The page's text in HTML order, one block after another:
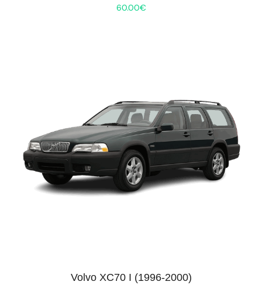
60.00€
Volvo XC70 I (1996-2000)